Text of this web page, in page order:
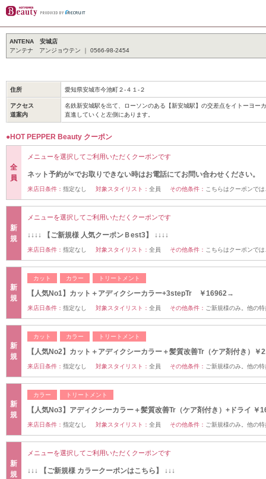
ANTENA 安城店
アンテナ アンジョウテン ｜ 0566-98-2454
住所 愛知県安城市今池町２-４１-２
アクセス
道案内
名鉄新安城駅を出て、ローソンのある【新安城駅】の交差点をイトーヨー
直進していくと左側にあります。
●HOT PEPPER Beauty クーポン
全
員
メニューを選択してご利用いただくクーポンです
ネット予約が×でお取りできない時はお電話にてお問い合わせください。
来店日条件： 指定なし 対象スタイリスト： 全員 その他条件： こちらはクーポンで
新
規
メニューを選択してご利用いただくクーポンです
↓↓↓↓ 【ご新規様 人気クーポンＢest3】 ↓↓↓↓
来店日条件： 指定なし 対象スタイリスト： 全員 その他条件： こちらはクーポンで
新
規
カット カラー トリートメント
【人気No1】カット＋アディクシーカラー+3stepTr ￥16962→
来店日条件： 指定なし 対象スタイリスト： 全員 その他条件： ご新規様のみ。他の
新
規
カット カラー トリートメント
【人気No2】カット＋アディクシーカラー＋髪質改善Tr（ケア剤付き）
来店日条件： 指定なし 対象スタイリスト： 全員 その他条件： ご新規様のみ。他の
新
規
カラー トリートメント
【人気No3】アディクシーカラー＋髪質改善Tr（ケア剤付き）+ドライ ￥
来店日条件： 指定なし 対象スタイリスト： 全員 その他条件： ご新規様のみ。他の
新
規
メニューを選択してご利用いただくクーポンです
↓↓↓ 【ご新規様 カラークーポンはこちら】 ↓↓↓